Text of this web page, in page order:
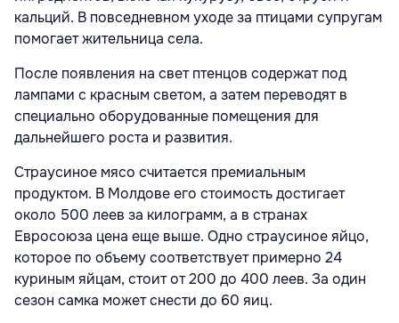
кальций. В повседневном уходе за птицами супругам
помогает жительница села.
После появления на свет птенцов содержат под
лампами с красным светом, а затем переводят в
специально оборудованные помещения для
дальнейшего роста и развития.
Страусиное мясо считается премиальным
продуктом. В Молдове его стоимость достигает
около 500 леев за килограмм, а в странах
Евросоюза цена еще выше. Одно страусиное яйцо,
которое по объему соответствует примерно 24
куриным яйцам, стоит от 200 до 400 леев. За один
сезон самка может снести до 60 яиц.